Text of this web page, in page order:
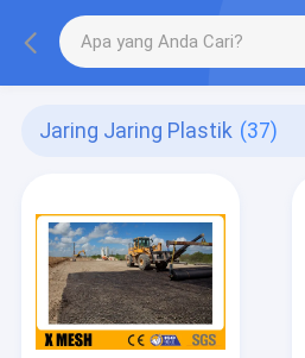
Jaring Jaring Plastik (37)